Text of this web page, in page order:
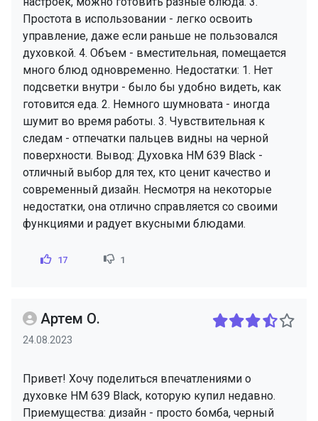
Простота в использовании - легко освоить
управление, даже если раньше не пользовался
духовкой. 4. Объем - вместительная, помещается
много блюд одновременно. Недостатки: 1. Нет
подсветки внутри - было бы удобно видеть, как
готовится еда. 2. Немного шумновата - иногда
шумит во время работы. 3. Чувствительная к
следам - отпечатки пальцев видны на черной
поверхности. Вывод: Духовка HM 639 Black -
отличный выбор для тех, кто ценит качество и
современный дизайн. Несмотря на некоторые
недостатки, она отлично справляется со своими
функциями и радует вкусными блюдами.
17 1
Артем О.
24.08.2023
Привет! Хочу поделиться впечатлениями о
духовке HM 639 Black, которую купил недавно.
Приемущества: дизайн - просто бомба, черный